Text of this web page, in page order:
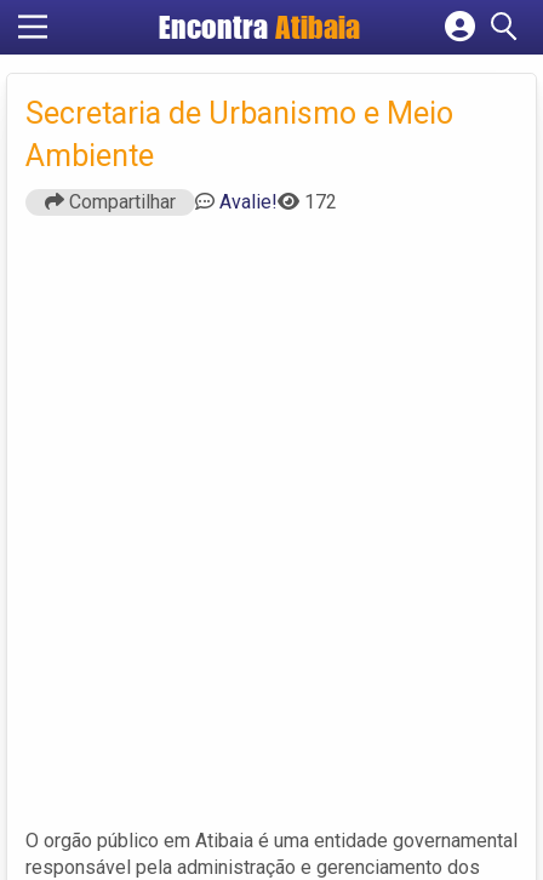
Encontra Atibaia
Cadastrar empresa
Criar conta
Secretaria de Urbanismo e Meio
Ambiente
Compartilhar Avalie! 172
O orgão público em Atibaia é uma entidade governamental
responsável pela administração e gerenciamento dos